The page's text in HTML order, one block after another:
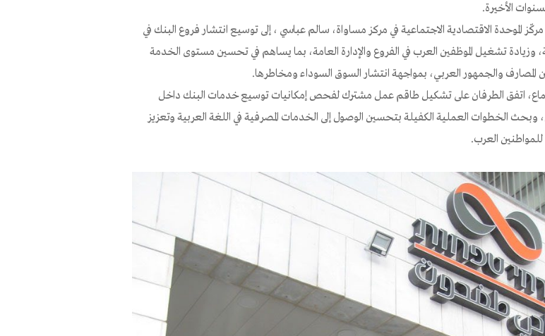
الأخيرة.
الموحدة الاقتصادية الاجتماعية في مركز مساواة، سالم عباسي ، إلى توسيع انتشار فروع البنك في
وزيادة تشغيل الموظفين العرب في الفروع والإدارة العامة، بما يساهم في تحسين مستوى الخدمة
المصارف والجمهور العربي، بمواجهة انتشار السوق السوداء ومخاطرها.
اتفق الطرفان على تشكيل طاقم عمل مشترك لفحص إمكانيات توسيع خدمات البنك داخل
وبحث الخطوات العملية الكفيلة بتحسين الوصول إلى الخدمات المصرفية في اللغة العربية وتعزيز
للمواطنين العرب.